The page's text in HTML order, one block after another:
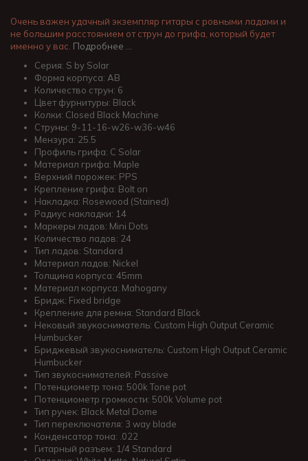
Очень важен удачный экземпляр гитары с ровными ладами и
не большим расстоянием от струн до грифа, который будет
именно у вас. Подробнее …
Серия: S by Solar
Форма корпуса: AB
Количество струн: 6
Цвет фурнитуры: Black
Колки: Closed Black Machine
Струны: 9-11-16-w26-w36-w46
Мензура: 25.5
Профиль грифа: C Solar
Материал грифа: Maple
Верхний порожек: PPS
Крепление грифа: Bolt on
Накладка: Rosewood (Stained)
Радиус накладки: 14
Маркеры ладов: Mini Dots
Количество ладов: 24
Тип ладов: Standard
Материал ладов: Nickel
Толщина корпуса: 45mm
Материал корпуса: Mahogany
Бридж: Fixed bridge
Крепление для ремня: Standard Black
Нековый звукосниматель: Custom High Output Ceramic
Humbucker
Бриджевый звукосниматель: Custom High Output Ceramic
Humbucker
Тип звукоснимателей: Passive
Потенциометр тона: 500k Tone pot
Потенциометр громкости: 500k Volume pot
Тип ручек: Black Metal Dome
Тип переключателя: 3 way blade
Конденсатор тона: .022
Гитарный разъем: 1/4 Standard